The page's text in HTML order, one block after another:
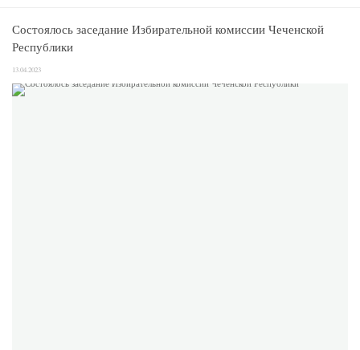
Состоялось заседание Избирательной комиссии Чеченской
Республики
13.04.2023